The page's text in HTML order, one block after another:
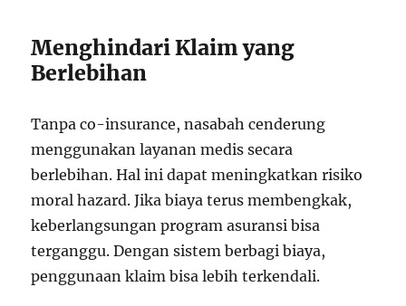
Menghindari Klaim yang
Berlebihan
Tanpa co-insurance, nasabah cenderung
menggunakan layanan medis secara
berlebihan. Hal ini dapat meningkatkan risiko
moral hazard. Jika biaya terus membengkak,
keberlangsungan program asuransi bisa
terganggu. Dengan sistem berbagi biaya,
penggunaan klaim bisa lebih terkendali.